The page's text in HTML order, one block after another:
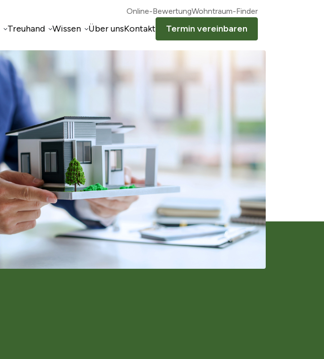
Online-BewertungWohntraum-Finder
Treuhand Wissen Über unsKontakt Termin vereinbaren